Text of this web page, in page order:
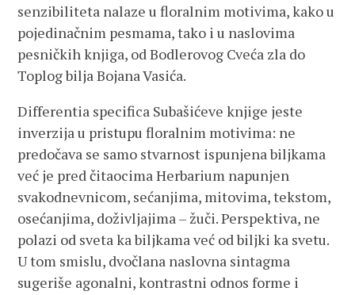
senzibiliteta nalaze u floralnim motivima, kako u
pojedinačnim pesmama, tako i u naslovima
pesničkih knjiga, od Bodlerovog Cveća zla do
Toplog bilja Bojana Vasića.
Differentia specifica Subašićeve knjige jeste
inverzija u pristupu floralnim motivima: ne
predočava se samo stvarnost ispunjena biljkama
već je pred čitaocima Herbarium napunjen
svakodnevnicom, sećanjima, mitovima, tekstom,
osećanjima, doživljajima – žuči. Perspektiva, ne
polazi od sveta ka biljkama već od biljki ka svetu.
U tom smislu, dvočlana naslovna sintagma
sugeriše agonalni, kontrastni odnos forme i